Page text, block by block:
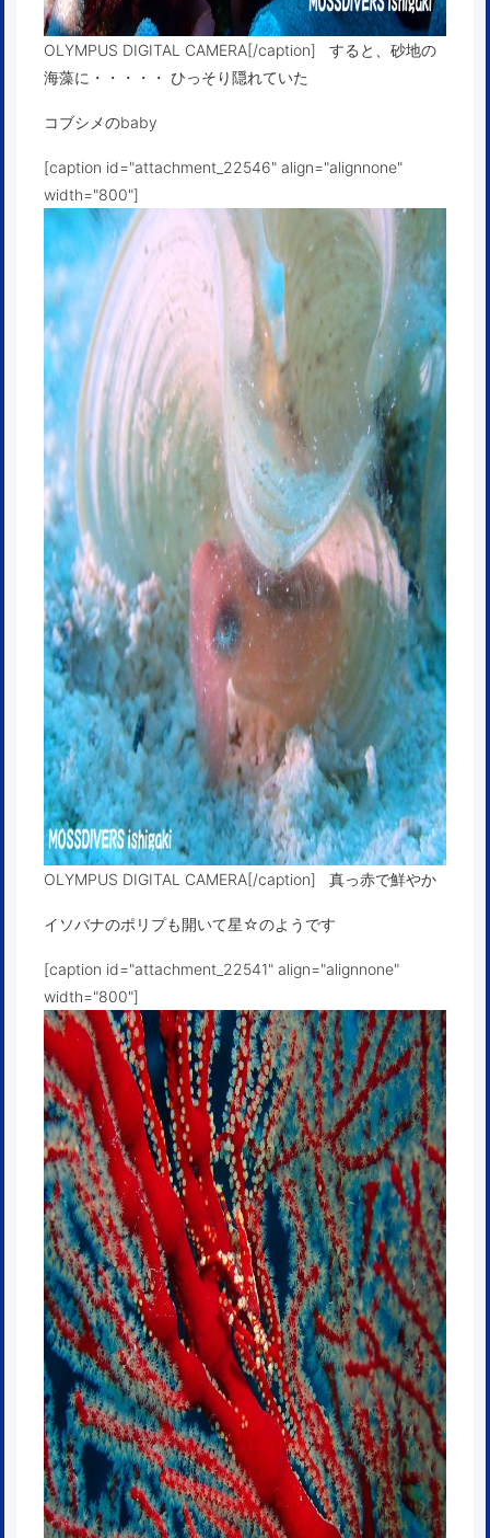
OLYMPUS DIGITAL CAMERA[/caption] すると、砂地の
海藻に・・・・・ ひっそり隠れていた
コブシメのbaby
[caption id="attachment_22546" align="alignnone"
width="800"]
OLYMPUS DIGITAL CAMERA[/caption] 真っ赤で鮮やか
イソバナのポリプも開いて星☆のようです
[caption id="attachment_22541" align="alignnone"
width="800"]